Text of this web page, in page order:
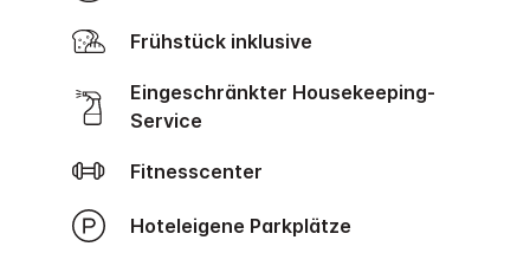
Frühstück inklusive
Eingeschränkter Housekeeping-
Service
Fitnesscenter
Hoteleigene Parkplätze